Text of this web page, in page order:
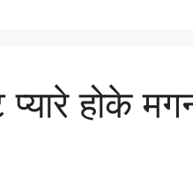
प्यारे होके